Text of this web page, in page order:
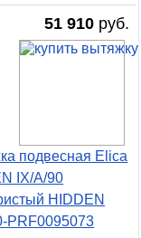
51 910 руб.
подвесная Elica
IX/A/90
HIDDEN
PRF0095073